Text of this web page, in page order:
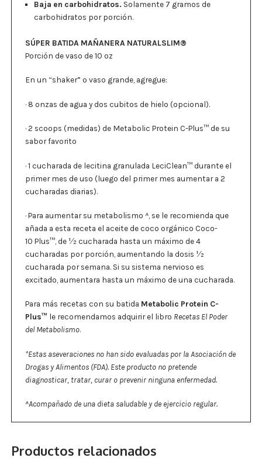
Baja en carbohidratos. Solamente 7 gramos de
carbohidratos por porción.
SÚPER BATIDA MAÑANERA NATURALSLIM®
Porción de vaso de 10 oz
En un “shaker” o vaso grande, agregue:
· 8 onzas de agua y dos cubitos de hielo (opcional).
· 2 scoops (medidas) de Metabolic Protein C-Plus™ de su
sabor favorito
· 1 cucharada de lecitina granulada LeciClean™ durante el
primer mes de uso (luego del primer mes aumentar a 2
cucharadas diarias).
· Para aumentar su metabolismo ^, se le recomienda que
añada a esta receta el aceite de coco orgánico Coco-
10 Plus™, de 1⁄2 cucharada hasta un máximo de 4
cucharadas por porción, aumentando la dosis 1⁄2
cucharada por semana. Si su sistema nervioso es
excitado, aumentara hasta un máximo de una cucharada.
Para más recetas con su batida Metabolic Protein C-
Plus™ le recomendamos adquirir el libro Recetas El Poder
del Metabolismo.
*Estas aseveraciones no han sido evaluadas por la Asociación de
Drogas y Alimentos (FDA). Este producto no pretende
diagnosticar, tratar, curar o prevenir ninguna enfermedad.
^Acompañado de una dieta saludable y de ejercicio regular.
Productos relacionados